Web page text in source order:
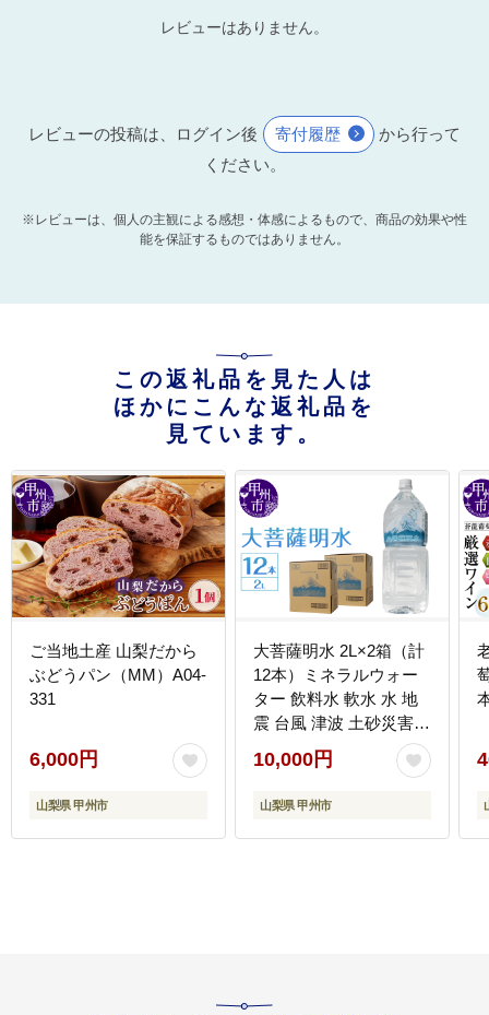
レビューはありません。
レビューの投稿は、ログイン後 寄付履歴
から行って
ください。
※レビューは、個人の主観による感想・体感によるもので、商品の効果や性
能を保証するものではありません。
この返礼品を見た人は
ほかにこんな返礼品を
見ています。
ご当地土産 山梨だから
ぶどうパン（MM）A04-
331
6,000円
山梨県 甲州市
大菩薩明水 2L×2箱（計
12本）ミネラルウォー
ター 飲料水 軟水 水 地
震 台風 津波 土砂災害
災害 天災 保存水
（HK）A08-440
10,000円
山梨県 甲州市